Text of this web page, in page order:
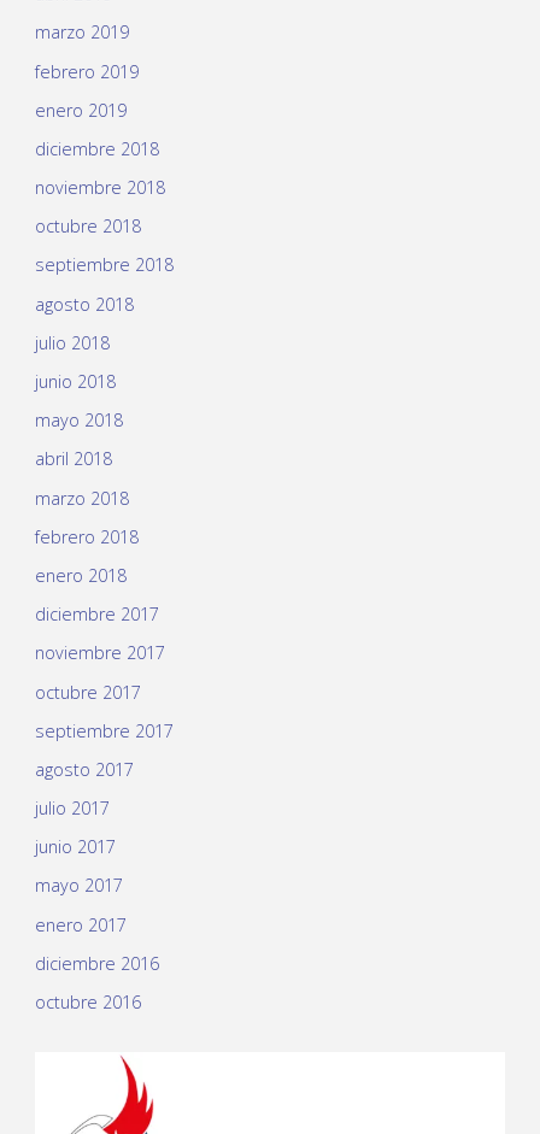
marzo 2019
febrero 2019
enero 2019
diciembre 2018
noviembre 2018
octubre 2018
septiembre 2018
agosto 2018
julio 2018
junio 2018
mayo 2018
abril 2018
marzo 2018
febrero 2018
enero 2018
diciembre 2017
noviembre 2017
octubre 2017
septiembre 2017
agosto 2017
julio 2017
junio 2017
mayo 2017
enero 2017
diciembre 2016
octubre 2016